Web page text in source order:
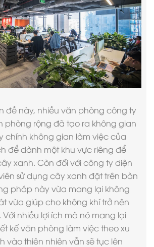
đề này, nhiều văn phòng công ty
phòng rộng đã tạo ra không gian
chính không gian làm việc của
để dành một khu vực riêng để
xanh. Còn đối với công ty diện
sử dụng cây xanh đặt trên bàn
pháp này vừa mang lại không
vừa giúp cho không khí trở nên
nhiều lợi ích mà nó mang lại
kế văn phòng làm việc theo xu
vào thiên nhiên vẫn sẽ tục lên